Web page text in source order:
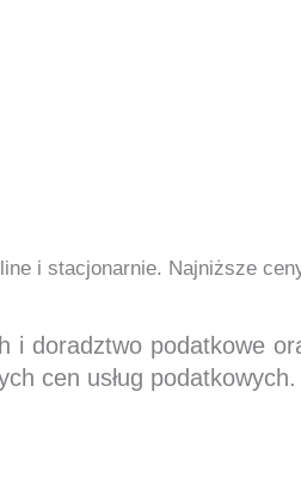
i stacjonarnie. Najniższe
i doradztwo podatkowe
cen usług podatkowych.